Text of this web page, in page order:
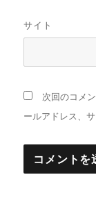
サイト
次回のコメ
ールアドレス、